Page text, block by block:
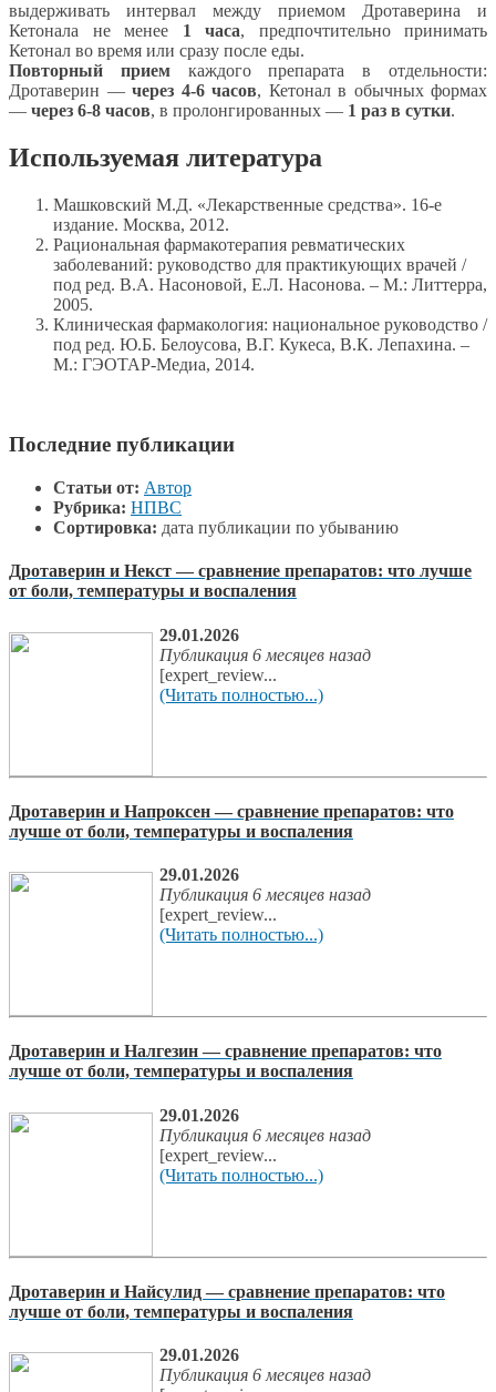
выдерживать интервал между приемом Дротаверина и
Кетонала не менее 1 часа, предпочтительно принимать
Кетонал во время или сразу после еды.
Повторный приемкаждого препарата в отдельности:
Дротаверин — через 4-6 часов, Кетонал в обычных формах
— через 6-8 часов, в пролонгированных — 1 раз в сутки.
Используемая литература
Машковский М.Д. «Лекарственные средства». 16-е
издание. Москва, 2012.
Рациональная фармакотерапия ревматических
заболеваний: руководство для практикующих врачей /
под ред. В.А. Насоновой, Е.Л. Насонова. – М.: Литтерра,
2005.
Клиническая фармакология: национальное руководство /
под ред. Ю.Б. Белоусова, В.Г. Кукеса, В.К. Лепахина. –
М.: ГЭОТАР-Медиа, 2014.
Последние публикации
Статьи от: Автор
Рубрика: НПВС
Сортировка: дата публикации по убыванию
Дротаверин и Некст — сравнение препаратов: что лучше
от боли, температуры и воспаления
29.01.2026
Публикация 6 месяцев назад
[expert_review...
(Читать полностью...)
Дротаверин и Напроксен — сравнение препаратов: что
лучше от боли, температуры и воспаления
29.01.2026
Публикация 6 месяцев назад
[expert_review...
(Читать полностью...)
Дротаверин и Налгезин — сравнение препаратов: что
лучше от боли, температуры и воспаления
29.01.2026
Публикация 6 месяцев назад
[expert_review...
(Читать полностью...)
Дротаверин и Найсулид — сравнение препаратов: что
лучше от боли, температуры и воспаления
29.01.2026
Публикация 6 месяцев назад